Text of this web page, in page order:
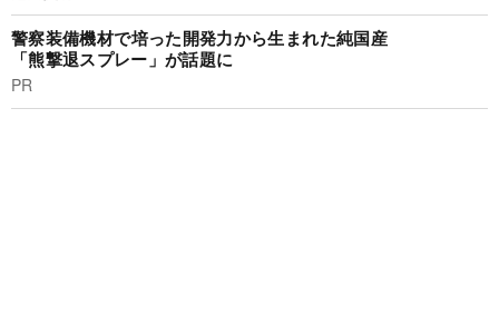
警察装備機材で培った開発力から生まれた純国産
「熊撃退スプレー」が話題に
PR